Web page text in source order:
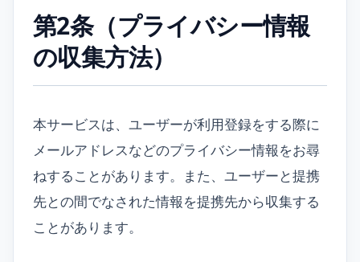
第2条（プライバシー情報
の収集方法）
本サービスは、ユーザーが利用登録をする際に
メールアドレスなどのプライバシー情報をお尋
ねすることがあります。また、ユーザーと提携
先との間でなされた情報を提携先から収集する
ことがあります。